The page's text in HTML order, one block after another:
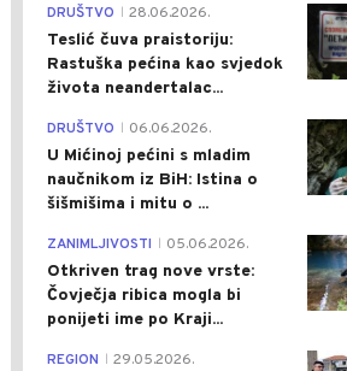
DRUŠTVO 28.06.2026.
Teslić čuva praistoriju:
Rastuška pećina kao svjedok
života neandertalac...
DRUŠTVO 06.06.2026.
U Mićinoj pećini s mladim
naučnikom iz BiH: Istina o
šišmišima i mitu o ...
ZANIMLJIVOSTI 05.06.2026.
Otkriven trag nove vrste:
Čovječja ribica mogla bi
ponijeti ime po Kraji...
REGION 29.05.2026.